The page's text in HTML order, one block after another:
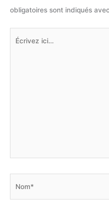
obligatoires sont indiqués avec